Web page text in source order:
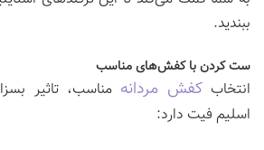
ببندید.
ست کردن با کفش‌های مناسب
انتخابکفش مردانه مناسب، تاثیر
اسلیم فیت دارد: